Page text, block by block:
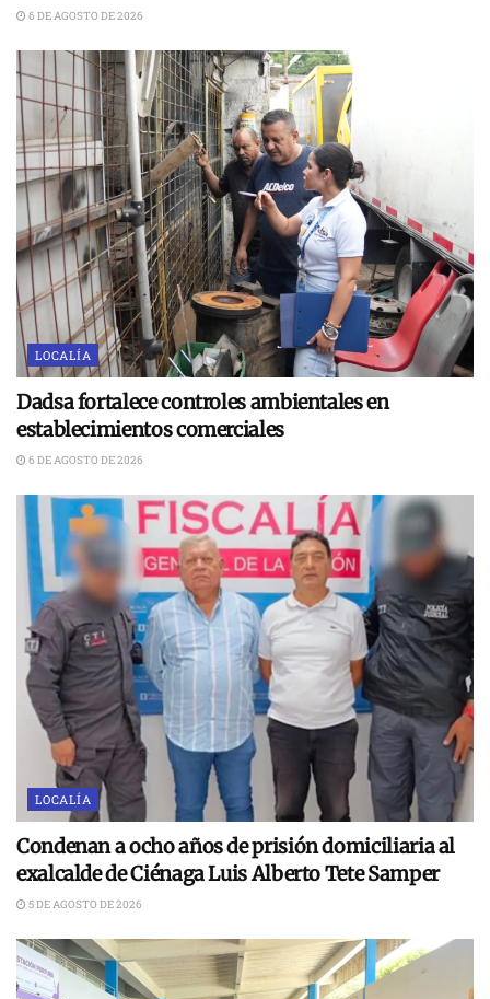
6 DE AGOSTO DE 2026
LOCALÍA
Dadsa fortalece controles ambientales en
establecimientos comerciales
6 DE AGOSTO DE 2026
LOCALÍA
Condenan a ocho años de prisión domiciliaria al
exalcalde de Ciénaga Luis Alberto Tete Samper
5 DE AGOSTO DE 2026